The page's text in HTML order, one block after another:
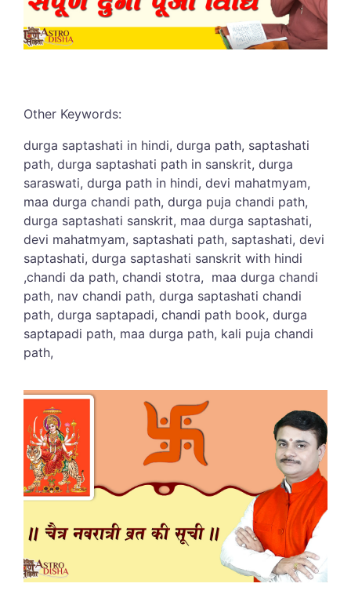
Other Keywords:
durga saptashati in hindi, durga path, saptashati
path, durga saptashati path in sanskrit, durga
saraswati, durga path in hindi, devi mahatmyam,
maa durga chandi path, durga puja chandi path,
durga saptashati sanskrit, maa durga saptashati,
devi mahatmyam, saptashati path, saptashati, devi
saptashati, durga saptashati sanskrit with hindi
,chandi da path, chandi stotra, maa durga chandi
path, nav chandi path, durga saptashati chandi
path, durga saptapadi, chandi path book, durga
saptapadi path, maa durga path, kali puja chandi
path,